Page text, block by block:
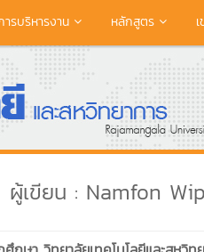
ารบริหารงาน หลักสูตร
ผู้เขียน : Namfon